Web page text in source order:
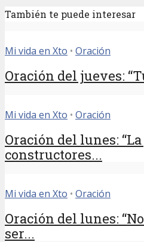
También te puede interesar
Mi vida en Xto • Oración
Oración del jueves:
Mi vida en Xto • Oración
Oración del lunes:
constructores...
Mi vida en Xto • Oración
Oración del lunes:
ser...